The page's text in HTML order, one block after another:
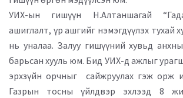
УИХ-ын гишүүн Н.Алтаншагай
ашиглалт, үр ашгийг нэмэгдүүлэх тухай
нь уналаа. Залуу гишүүний хувьд
барьсан хууль юм. Бид УИХ-д ажлыг
эрхзүйн орчныг сайжруулах гэж орж
Газрын тосны үйлдвэр эхлээд 8